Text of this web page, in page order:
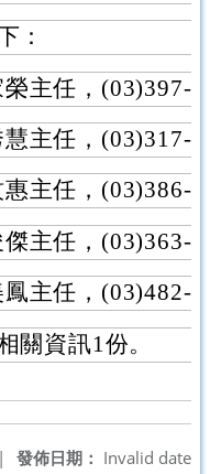
：
主任，(03)397-
主任，(03)317-
主任，(03)386-
主任，(03)363-
主任，(03)482-
關資訊1份。
發佈日期： Invalid date
|